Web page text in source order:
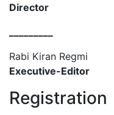
Director
Rabi Kiran Regmi
Executive-Editor
Registration